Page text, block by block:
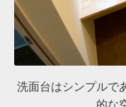
洗面台はシンプルで
的な